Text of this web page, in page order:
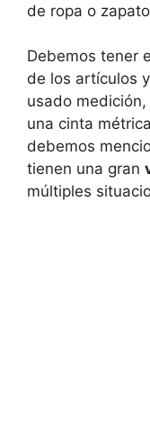
de ropa o
Debemos tener
de los artículos
usado
una cinta
debemos
tienen una gran
múltiples